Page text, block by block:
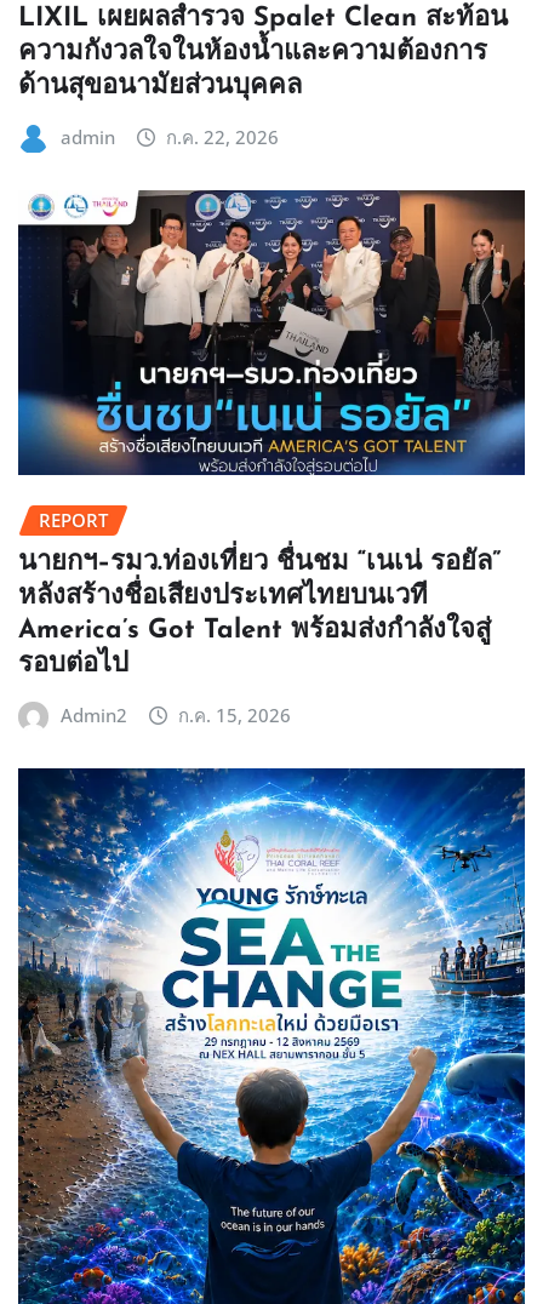
LIXIL เผยผลสำรวจ Spalet Clean สะท้อน
ความกังวลใจในห้องน้ำและความต้องการ
ด้านสุขอนามัยส่วนบุคคล
admin ก.ค. 22, 2026
REPORT
นายกฯ–รมว.ท่องเที่ยว ชื่นชม “เนเน่ รอยัล”
หลังสร้างชื่อเสียงประเทศไทยบนเวที
America’s Got Talent พร้อมส่งกำลังใจสู่
รอบต่อไป
Admin2 ก.ค. 15, 2026